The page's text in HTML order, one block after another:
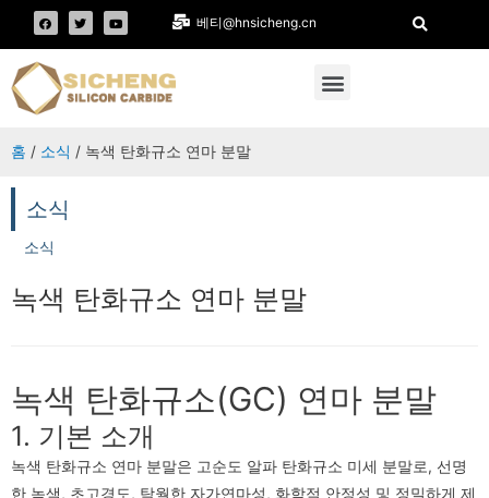
베티@hnsicheng.cn
홈 / 소식 / 녹색 탄화규소 연마 분말
소식
소식
녹색 탄화규소 연마 분말
녹색 탄화규소(GC) 연마 분말
1. 기본 소개
녹색 탄화규소 연마 분말은 고순도 알파 탄화규소 미세 분말로, 선명
한 녹색, 초고경도, 탁월한 자가연마성, 화학적 안정성 및 정밀하게 제